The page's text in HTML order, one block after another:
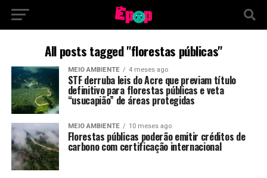
All posts tagged "florestas públicas"
MEIO AMBIENTE 4 meses ago
STF derruba leis do Acre que previam título
definitivo para florestas públicas e veta
“usucapião” de áreas protegidas
MEIO AMBIENTE 10 meses ago
Florestas públicas poderão emitir créditos de
carbono com certificação internacional